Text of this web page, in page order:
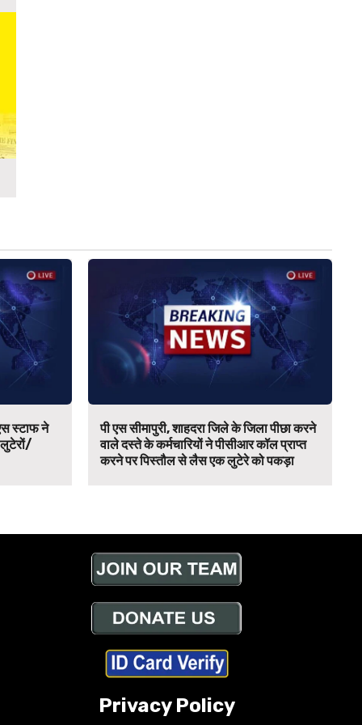
स्टाफ ने
लुटेरों/
पी एस सीमापुरी, शाहदरा जिले के जिला पीछा करने
वाले दस्ते के कर्मचारियों ने पीसीआर कॉल प्राप्त
करने पर पिस्तौल से लैस एक लुटेरे को पकड़ा
Privacy Policy